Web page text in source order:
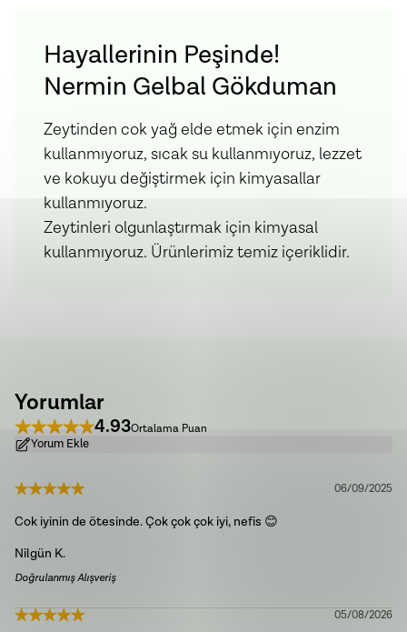
Hayallerinin Peşinde!
Nermin Gelbal Gökduman
Zeytinden cok yağ elde etmek için enzim
kullanmıyoruz, sıcak su kullanmıyoruz, lezzet
ve kokuyu değiştirmek için kimyasallar
kullanmıyoruz.
Zeytinleri olgunlaştırmak için kimyasal
kullanmıyoruz. Ürünlerimiz temiz içeriklidir.
Yorumlar
4.93Ortalama Puan
Yorum Ekle
Nilgün K.
Doğrulanmış Alışveriş
06/09/2025
Cok iyinin de ötesinde. Çok çok çok iyi, nefis 😊
05/08/2026